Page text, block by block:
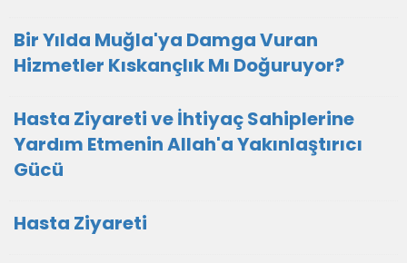
Bir Yılda Muğla'ya Damga Vuran
Hizmetler Kıskançlık Mı Doğuruyor?
Hasta Ziyareti ve İhtiyaç Sahiplerine
Yardım Etmenin Allah'a Yakınlaştırıcı
Gücü
Hasta Ziyareti